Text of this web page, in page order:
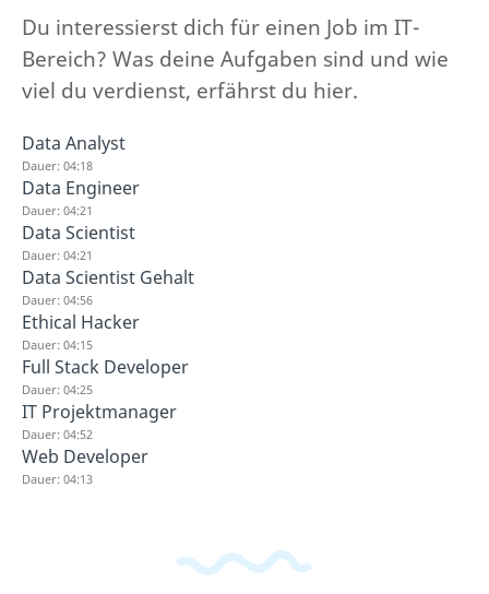
Du interessierst dich für einen Job im IT-
Bereich? Was deine Aufgaben sind und wie
viel du verdienst, erfährst du hier.
Data Analyst
Dauer: 04:18
Data Engineer
Dauer: 04:21
Data Scientist
Dauer: 04:21
Data Scientist Gehalt
Dauer: 04:56
Ethical Hacker
Dauer: 04:15
Full Stack Developer
Dauer: 04:25
IT Projektmanager
Dauer: 04:52
Web Developer
Dauer: 04:13